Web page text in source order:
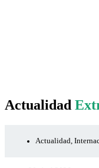
Actualidad
Actualidad